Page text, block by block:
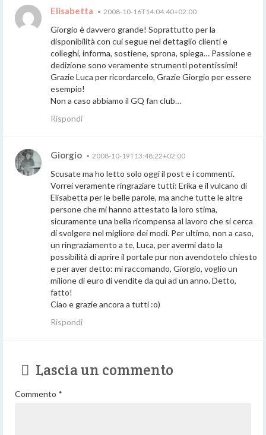
Elisabetta • 2008-10-16T14:04:40+02:00
Giorgio è davvero grande! Soprattutto per la
disponibilità con cui segue nel dettaglio clienti e
colleghi, informa, sostiene, sprona, spiega… Passione e
dedizione sono veramente strumenti potentissimi!
Grazie Luca per ricordarcelo, Grazie Giorgio per essere
esempio!
Non a caso abbiamo il GQ fan club…
Rispondi
Giorgio • 2008-10-19T13:48:22+02:00
Scusate ma ho letto solo oggi il post e i commenti.
Vorrei veramente ringraziare tutti: Erika e il vulcano di
Elisabetta per le belle parole, ma anche tutte le altre
persone che mi hanno attestato la loro stima,
sicuramente una bella ricompensa al lavoro che si cerca
di svolgere nel migliore dei modi. Per ultimo, non a caso,
un ringraziamento a te, Luca, per avermi dato la
possibilità di aprire il portale pur non avendotelo chiesto
e per aver detto: mi raccomando, Giorgio, voglio un
milione di euro di vendite da qui ad un anno. Detto,
fatto!
Ciao e grazie ancora a tutti :o)
Rispondi
Lascia un commento
Commento *